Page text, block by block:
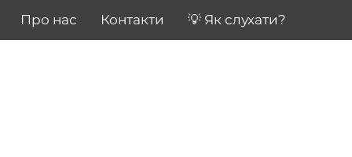
Про нас Контакти 💡 Як слухати?